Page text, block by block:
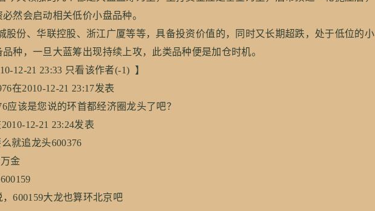
然会启动相关低价小盘品种。
份、华联控股、浙江广厦等等，具备投资价值的，同时又长期超跌，处于低位的小
种，一旦大蓝筹出现持续上攻，此类品种便是加仓时机。
12-21 23:33 只看该作者(-1) 】
在2010-12-21 23:17发表
该是您说的环首都经济圈龙头了吧？
12-21 23:24发表
就追龙头600376
金
大龙也算环北京吧